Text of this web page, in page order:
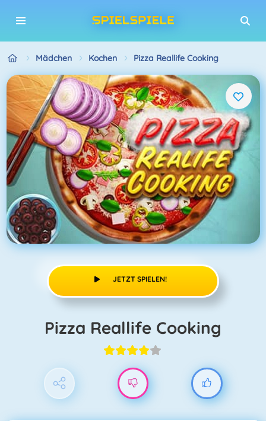
Mädchen Kochen Pizza Reallife Cooking
JETZT SPIELEN!
Pizza Reallife Cooking